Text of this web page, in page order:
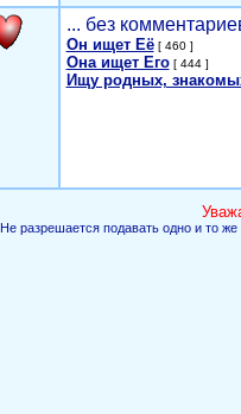
... без
Он ищет Её[ 460 ]
Она ищет Его[ 444 ]
Ищу родных,
Не разрешается подавать одно и то